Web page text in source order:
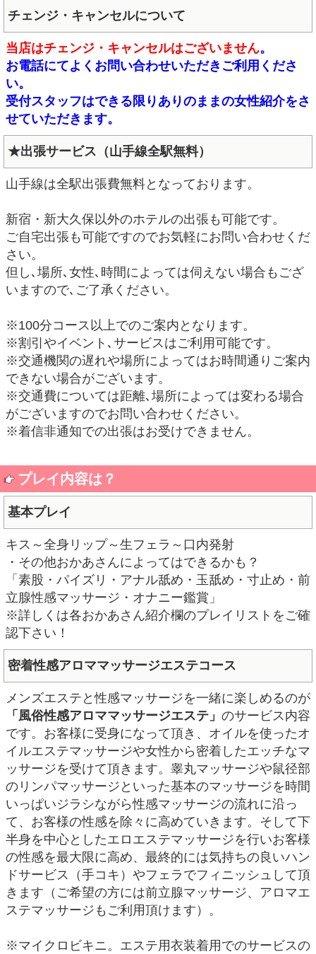
チェンジ・キャンセルについて
当店はチェンジ・キャンセルはございません。
お電話にてよくお問い合わせいただきご利用くださ
い。
受付スタッフはできる限りありのままの女性紹介をさ
せていただきます。
★出張サービス（山手線全駅無料）
山手線は全駅出張費無料となっております。
新宿・新大久保以外のホテルの出張も可能です。
ご自宅出張も可能ですのでお気軽にお問い合わせくだ
さい。
但し､場所､女性､時間によっては伺えない場合もござ
いますので､ご了承ください。
※100分コース以上でのご案内となります。
※割引やイベント､サービスはご利用可能です。
※交通機関の遅れや場所によってはお時間通りご案内
できない場合がございます。
※交通費については距離､場所によっては変わる場合
がございますのでお問い合わせください。
※着信非通知での出張はお受けできません。
プレイ内容は？
基本プレイ
キス～全身リップ～生フェラ～口内発射
・その他おかあさんによってはできるかも？
「素股・パイズリ・アナル舐め・玉舐め・寸止め・前
立腺性感マッサージ・オナニー鑑賞」
※詳しくは各おかあさん紹介欄のプレイリストをご確
認下さい！
密着性感アロママッサージエステコース
メンズエステと性感マッサージを一緒に楽しめるのが
「風俗性感アロママッサージエステ」 のサービス内容
です。お客様に受身になって頂き、オイルを使ったオ
イルエステマッサージや女性から密着したエッチなマ
ッサージを受けて頂きます。睾丸マッサージや鼠径部
のリンパマッサージといった基本のマッサージを時間
いっぱいジラシながら性感マッサージの流れに沿っ
て、お客様の性感を除々に高めていきます。そして下
半身を中心としたエロエステマッサージを行いお客様
の性感を最大限に高め、最終的には気持ちの良いハン
ドサービス（手コキ）やフェラでフィニッシュして頂
きます（ご希望の方には前立腺マッサージ、アロマエ
ステマッサージもご利用頂けます）。
※マイクロビキニ。エステ用衣装着用でのサービスの